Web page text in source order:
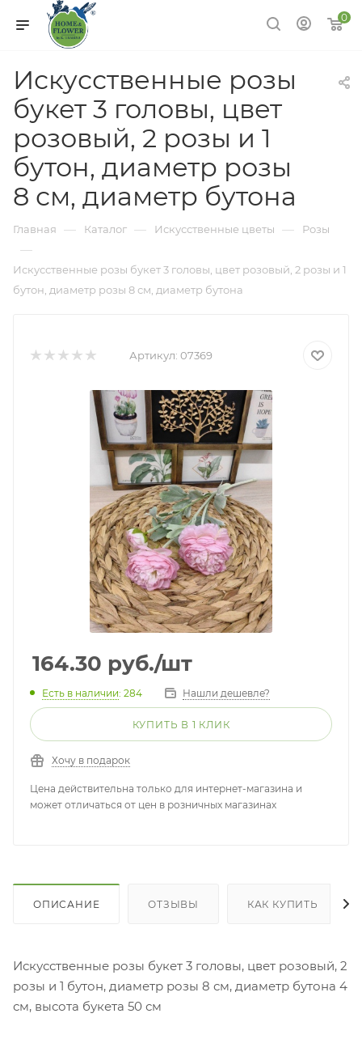
0
Искусственные розы
букет 3 головы, цвет
розовый, 2 розы и 1
бутон, диаметр розы
8 см, диаметр бутона
Главная — Каталог — Искусственные цветы — Розы
—
Искусственные розы букет 3 головы, цвет розовый, 2 розы и 1
бутон, диаметр розы 8 см, диаметр бутона
Артикул: 07369
164.30 руб./шт
Есть в наличии: 284 Нашли дешевле?
КУПИТЬ В 1 КЛИК
Хочу в подарок
Цена действительна только для интернет-магазина и
может отличаться от цен в розничных магазинах
ОПИСАНИЕ ОТЗЫВЫ КАК КУПИТЬ
Искусственные розы букет 3 головы, цвет розовый, 2
розы и 1 бутон, диаметр розы 8 см, диаметр бутона 4
см, высота букета 50 см